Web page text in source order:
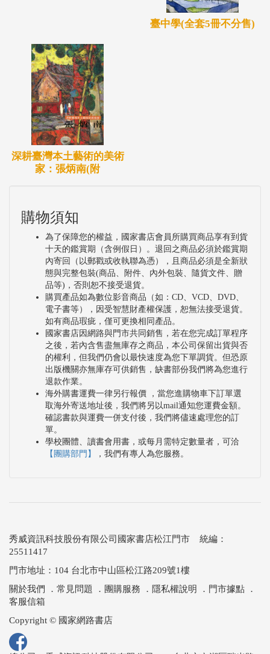
臺中學(全套5冊不分售)
深耕臺灣本土藝術的美術
家：張炳南(附
購物須知
為了保障您的權益，國家書店會員所購買商品享有到貨
十天的鑑賞期（含例假日）。退回之商品必須於鑑賞期
內寄回（以郵戳或收執聯為憑），且商品必須是全新狀
態與完整包裝(商品、附件、內外包裝、隨貨文件、贈
品等)，否則恕不接受退貨。
購買產品如為數位影音商品（如：CD、VCD、DVD、
電子書等），因受智慧財產權保護，恕無法接受退貨。
如有商品瑕疵，僅可更換相同產品。
國家書店因網路與門市共同銷售，若在您完成訂單程序
之後，若內含售盡無庫存之商品，本公司保留出貨與否
的權利，但我們仍會以最快速度為您下單調貨。但恐原
出版機關亦無庫存可供銷售，缺書部份我們將為您進行
退款作業。
海外購書運費一律另行報價 ，當您進購物車下訂單選
取海外寄送地址後，我們將另以mail通知您運費金額。
確認書款與運費一併支付後，我們將儘速處理您的訂
單。
學校團體、讀書會用書，或每月需特定數量者，可洽
【團購部門】
，我們有專人為您服務。
秀威資訊科技股份有限公司國家書店松江門市 統編：
25511417
門市地址：104 台北市中山區松江路209號1樓
關於我們
． 常見問題 ． 團購服務 ． 隱私權說明 ． 門市據點 ．
客服信箱
Copyright © 國家網路書店